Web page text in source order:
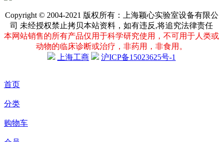
Copyright © 2004-2021 版权所有：上海颖心实验室设备有限公
司 未经授权禁止拷贝本站资料，如有违反,将追究法律责任
本网站销售的所有产品仅用于科学研究使用，不可用于人类或
动物的临床诊断或治疗，非药用，非食用。
上海工商
沪ICP备15023625号-1
首页
分类
购物车